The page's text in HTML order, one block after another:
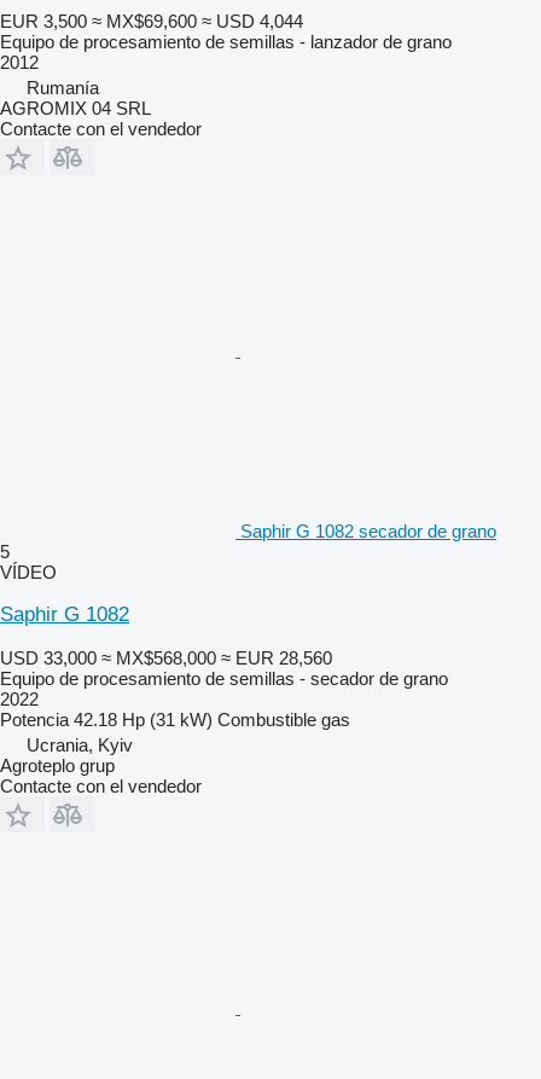
EUR 3,500 ≈ MX$69,600 ≈ USD 4,044
Equipo de procesamiento de semillas - lanzador de grano
2012
Rumanía
AGROMIX 04 SRL
Contacte con el vendedor
Saphir G 1082 secador de grano
5
VÍDEO
Saphir G 1082
USD 33,000 ≈ MX$568,000 ≈ EUR 28,560
Equipo de procesamiento de semillas - secador de grano
2022
Potencia 42.18 Hp (31 kW) Combustible gas
Ucrania, Kyiv
Agroteplo grup
Contacte con el vendedor